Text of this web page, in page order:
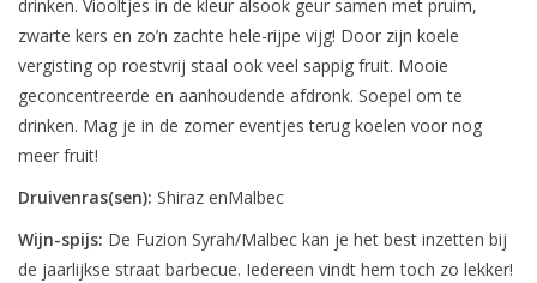
drinken. Viooltjes in de kleur alsook geur samen met pruim,
zwarte kers en zo’n zachte hele-rijpe vijg! Door zijn koele
vergisting op roestvrij staal ook veel sappig fruit. Mooie
geconcentreerde en aanhoudende afdronk. Soepel om te
drinken. Mag je in de zomer eventjes terug koelen voor nog
meer fruit!
Druivenras(sen): Shiraz enMalbec
Wijn-spijs: De Fuzion Syrah/Malbec kan je het best inzetten bij
de jaarlijkse straat barbecue. Iedereen vindt hem toch zo lekker!